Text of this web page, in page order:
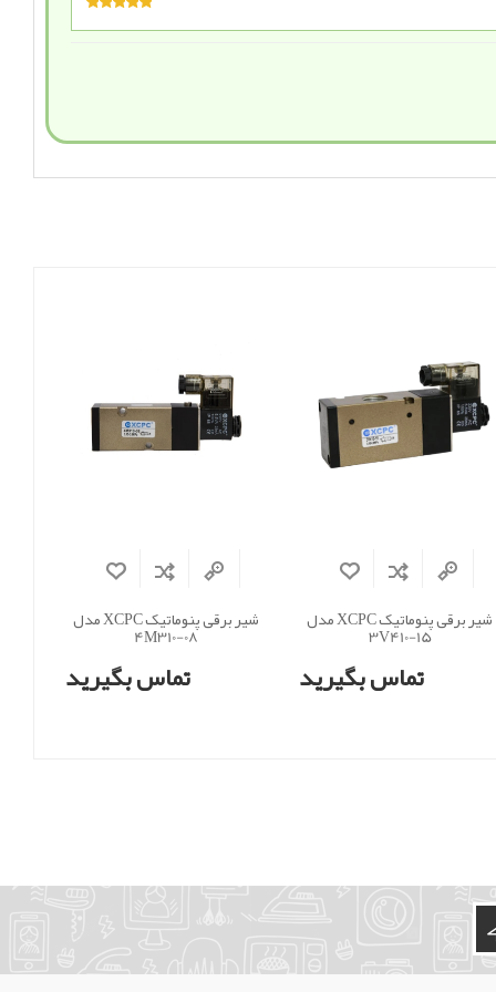
شیر برقی پنوماتیک XCPC مدل
3V410-15
تماس بگیرید
شیر برقی پنوماتیک XCPC مدل
4M310-08
تماس بگیرید